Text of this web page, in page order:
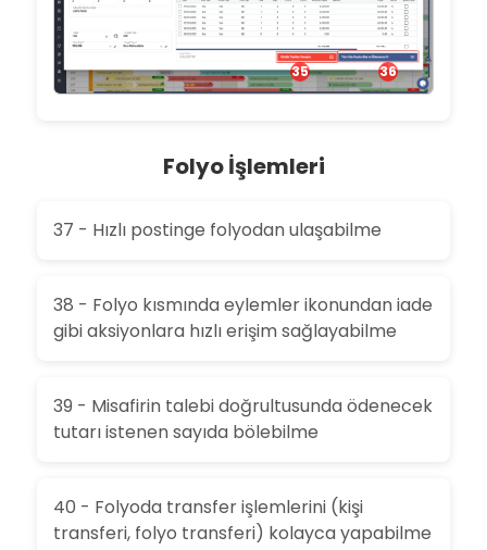
35 36
Folyo İşlemleri
37 - Hızlı postinge folyodan ulaşabilme
38 - Folyo kısmında eylemler ikonundan iade
gibi aksiyonlara hızlı erişim sağlayabilme
39 - Misafirin talebi doğrultusunda ödenecek
tutarı istenen sayıda bölebilme
40 - Folyoda transfer işlemlerini (kişi
transferi, folyo transferi) kolayca yapabilme